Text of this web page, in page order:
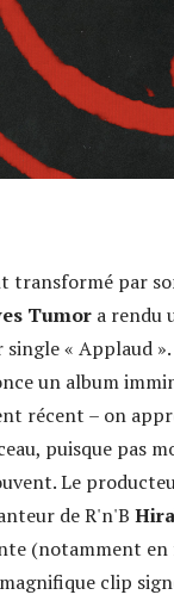
transformé par
Tumora rendu
« Applaud
un album
récent – on
puisque pas
Le
de R'n'B
(notamment en
clip